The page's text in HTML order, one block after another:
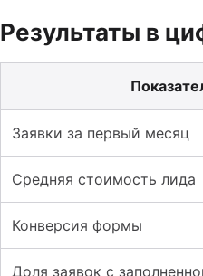
Результаты в
Заявки за первый месяц
Средняя стоимость лида
Конверсия формы
Доля заявок с